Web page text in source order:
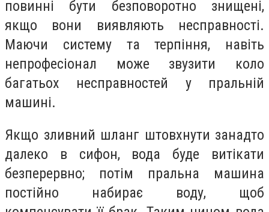
повинні бути безповоротно знищені,
якщо вони виявляють несправності.
Маючи систему та терпіння, навіть
непрофесіонал може звузити коло
багатьох несправностей у пральній
машині.
Якщо зливний шланг штовхнути занадто
далеко в сифон, вода буде витікати
безперервно; потім пральна машина
постійно набирає воду, щоб